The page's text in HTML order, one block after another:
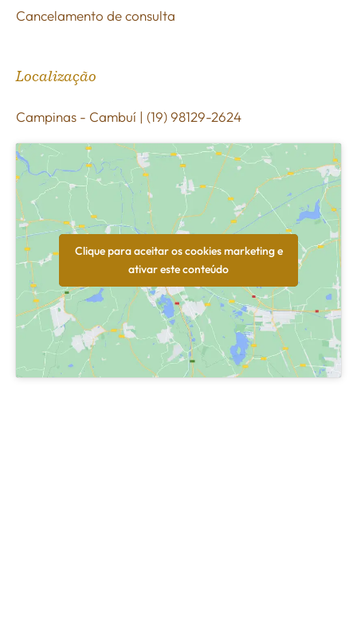
Cancelamento de consulta
Localização
Campinas - Cambuí | (19) 98129-2624
Clique para aceitar os cookies marketing e
ativar este conteúdo